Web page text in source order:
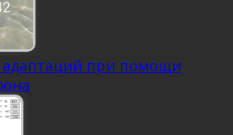
адаптаций при помощи